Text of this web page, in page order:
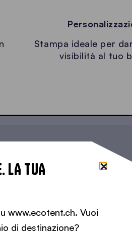
Stampa ideale per
visibilità al tuo
DI UN
LA TUA
www.ecotent.ch. Vuoi
di destinazione?